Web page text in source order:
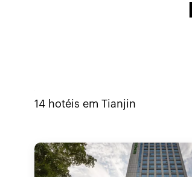
14 hotéis em Tianjin